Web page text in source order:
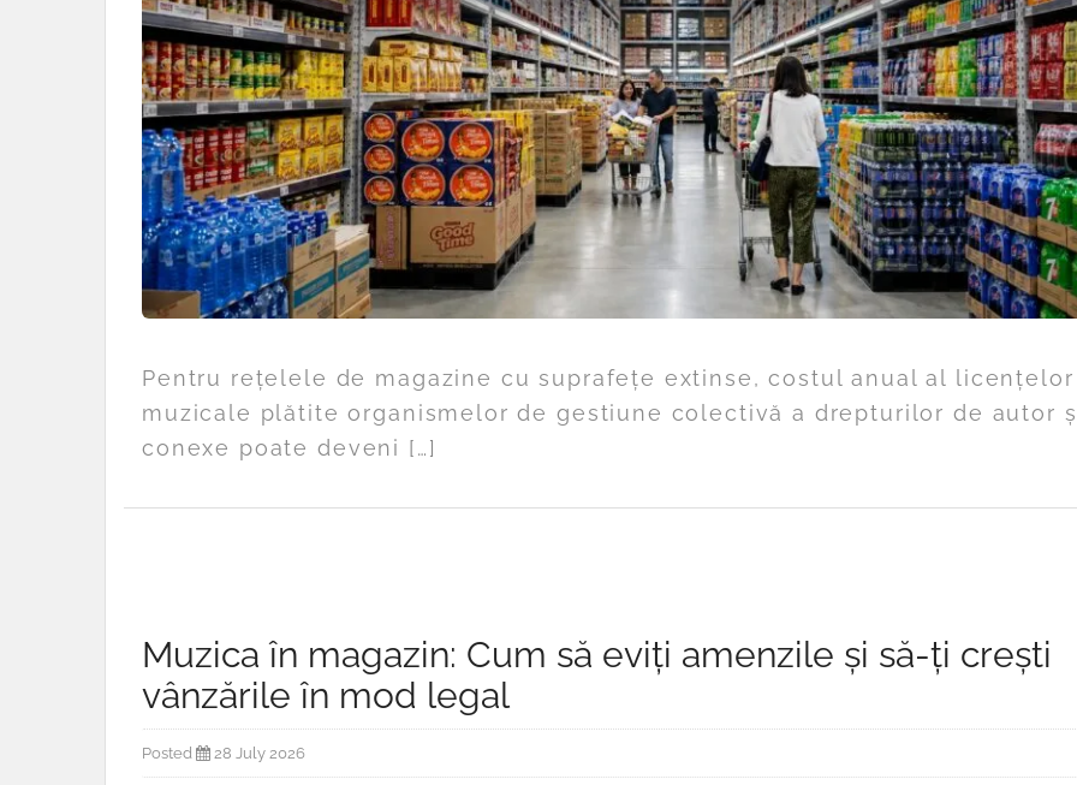
Pentru rețelele de magazine cu suprafețe extinse, costul anual al licențelor
muzicale plătite organismelor de gestiune colectivă a drepturilor de autor
conexe poate deveni […]
Muzica în magazin: Cum să eviți amenzile și să-ți crești
vânzările în mod legal
Posted 28 July 2026